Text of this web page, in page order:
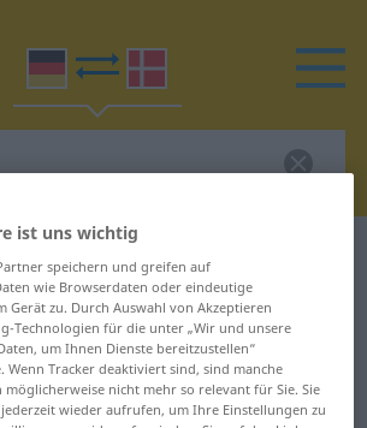
Übersetzung für
Übersetzung
ist uns wichtig
speichern und greifen auf
wie Browserdaten oder eindeutige
Gerät zu. Durch Auswahl von Akzeptieren
Technologien für die unter „Wir und unsere
um Ihnen Dienste bereitzustellen“
Wenn Tracker deaktiviert sind, sind manche
nicht mehr so relevant für Sie. Sie
wieder aufrufen, um Ihre Einstellungen zu